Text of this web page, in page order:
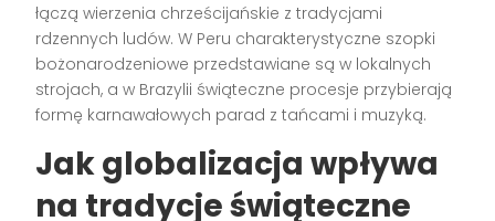
łączą wierzenia chrześcijańskie z tradycjami
rdzennych ludów. W Peru charakterystyczne szopki
bożonarodzeniowe przedstawiane są w lokalnych
strojach, a w Brazylii świąteczne procesje przybierają
formę karnawałowych parad z tańcami i muzyką.
Jak globalizacja wpływa
na tradycje świąteczne